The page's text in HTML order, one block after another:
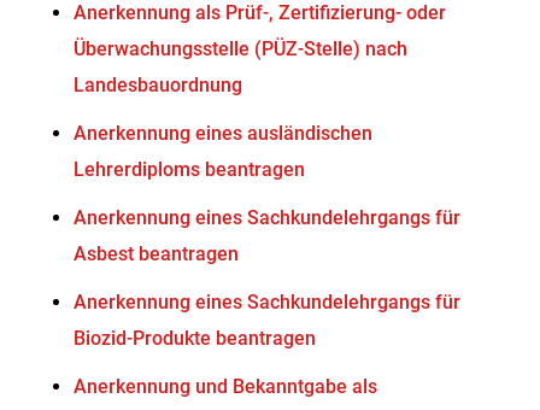
Anerkennung als Prüf-, Zertifizierung- oder
Überwachungsstelle (PÜZ-Stelle) nach
Landesbauordnung
Anerkennung eines ausländischen
Lehrerdiploms beantragen
Anerkennung eines Sachkundelehrgangs für
Asbest beantragen
Anerkennung eines Sachkundelehrgangs für
Biozid-Produkte beantragen
Anerkennung und Bekanntgabe als